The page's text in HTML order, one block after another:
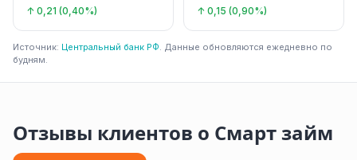
↑ 0,21 (0,40%)
↑ 0,15 (0,90%)
Источник: Центральный банк РФ . Данные обновляются ежедневно по
будням.
Отзывы клиентов о Смарт займ